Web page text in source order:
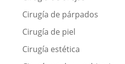
Cirugía de párpados
Cirugía de piel
Cirugía estética